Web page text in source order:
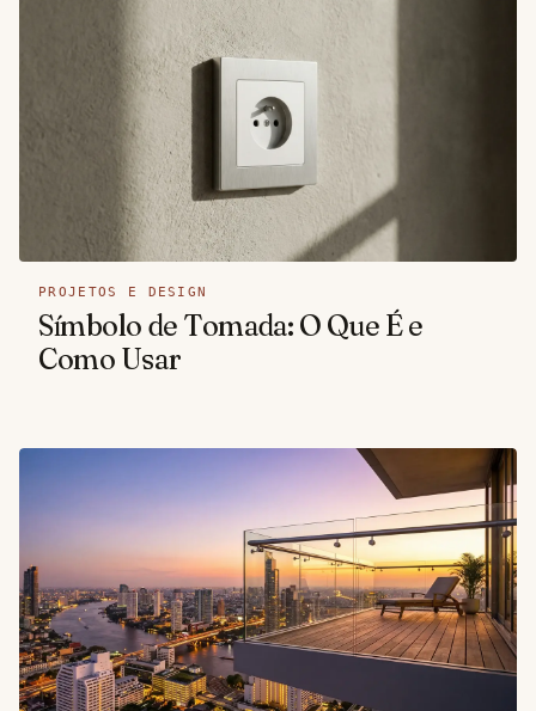
PROJETOS E DESIGN
Símbolo de Tomada: O Que É e
Como Usar